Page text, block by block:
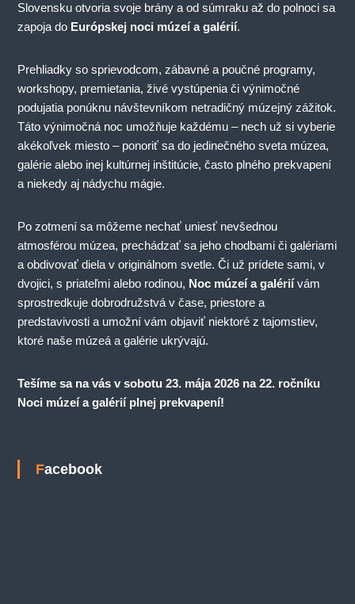
Slovensku otvoria svoje brány a od súmraku až do polnoci sa
zapoja do Európskej noci múzeí a galérií.
Prehliadky so sprievodcom, zábavné a poučné programy,
workshopy, premietania, živé vystúpenia či výnimočné
podujatia ponúknu návštevníkom netradičný múzejný zážitok.
Táto výnimočná noc umožňuje každému – nech už si vyberie
akékoľvek miesto – ponoriť sa do jedinečného sveta múzea,
galérie alebo inej kultúrnej inštitúcie, často plného prekvapení
a niekedy aj nádychu mágie.
Po zotmení sa môžeme nechať uniesť nevšednou
atmosférou múzea, prechádzať sa jeho chodbami či galériami
a obdivovať diela v originálnom svetle. Či už prídete sami, v
dvojici, s priateľmi alebo rodinou, Noc múzeí a galériívám
sprostredkuje dobrodružstvá v čase, priestore a
predstavivosti a umožní vám objaviť niektoré z tajomstiev,
ktoré naše múzeá a galérie ukrývajú.
Tešíme sa na vás v sobotu 23. mája 2026 na 22. ročníku
Noci múzeí a galérií plnej prekvapení!
Facebook